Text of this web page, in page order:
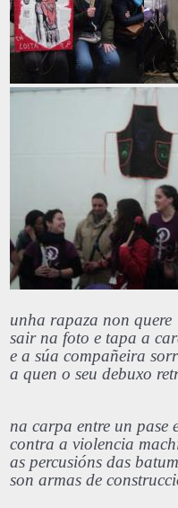
unha rapaza non quere
sair na foto e tapa a
e a súa compañeira
a quen o seu debuxo
na carpa entre un pase
contra a violencia
as percusións das
son armas de